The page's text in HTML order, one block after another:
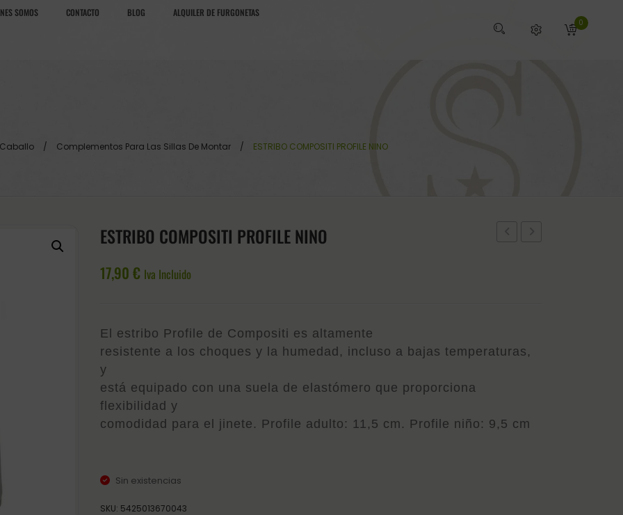
SOMOS CONTACTO BLOG ALQUILER DE FURGONETAS
0
Caballo / Complementos Para Las Sillas De Montar / ESTRIBO COMPOSITI PROFILE NINO
DE
ESTRIBO COMPOSITI PROFILE NINO
17,90€ Iva Incluido
El estribo Profile de Compositi es altamente
resistente a los choques y la humedad, incluso a bajas temperaturas,
y
está equipado con una suela de elastómero que proporciona
flexibilidad y
comodidad para el jinete. Profile adulto: 11,5 cm. Profile niño: 9,5 cm
Sin existencias
SKU: 5425013670043